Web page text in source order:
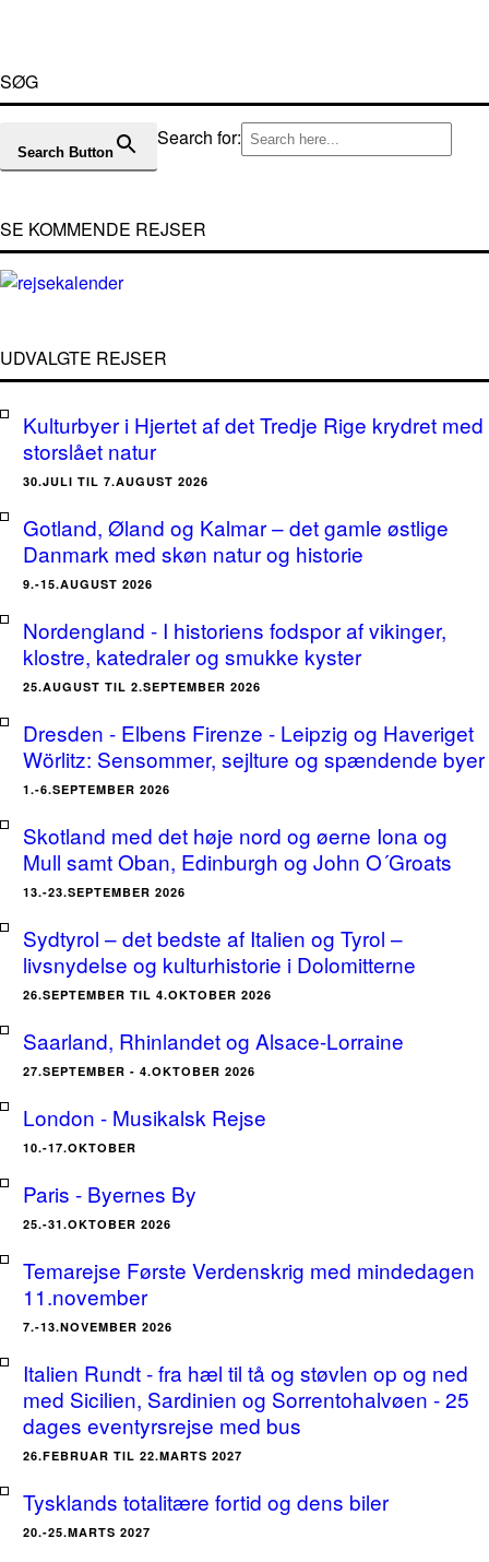
SØG
Search for:
Search Button
SE KOMMENDE REJSER
UDVALGTE REJSER
Kulturbyer i Hjertet af det Tredje Rige krydret med
storslået natur
30.JULI TIL 7.AUGUST 2026
Gotland, Øland og Kalmar – det gamle østlige
Danmark med skøn natur og historie
9.-15.AUGUST 2026
Nordengland - I historiens fodspor af vikinger,
klostre, katedraler og smukke kyster
25.AUGUST TIL 2.SEPTEMBER 2026
Dresden - Elbens Firenze - Leipzig og Haveriget
Wörlitz: Sensommer, sejlture og spændende byer
1.-6.SEPTEMBER 2026
Skotland med det høje nord og øerne Iona og
Mull samt Oban, Edinburgh og John O´Groats
13.-23.SEPTEMBER 2026
Sydtyrol – det bedste af Italien og Tyrol –
livsnydelse og kulturhistorie i Dolomitterne
26.SEPTEMBER TIL 4.OKTOBER 2026
Saarland, Rhinlandet og Alsace-Lorraine
27.SEPTEMBER - 4.OKTOBER 2026
London - Musikalsk Rejse
10.-17.OKTOBER
Paris - Byernes By
25.-31.OKTOBER 2026
Temarejse Første Verdenskrig med mindedagen
11.november
7.-13.NOVEMBER 2026
Italien Rundt - fra hæl til tå og støvlen op og ned
med Sicilien, Sardinien og Sorrentohalvøen - 25
dages eventyrsrejse med bus
26.FEBRUAR TIL 22.MARTS 2027
Tysklands totalitære fortid og dens biler
20.-25.MARTS 2027